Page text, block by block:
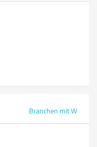
Branchen mit W